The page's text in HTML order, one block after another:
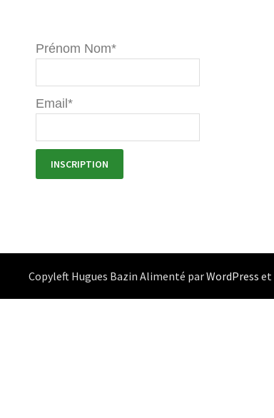
Prénom Nom*
Email*
Copyleft Hugues Bazin Alimenté parWordPress et